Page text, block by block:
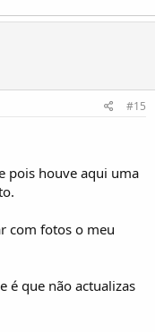
#15
pois houve aqui uma
com fotos o meu
é que não actualizas